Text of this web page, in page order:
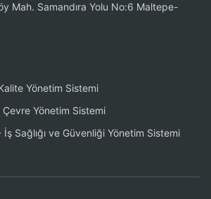
Mah. Samandıra Yolu No:6 Maltepe-
Yönetim Sistemi
Yönetim Sistemi
Sağlığı ve Güvenliği Yönetim Sistemi